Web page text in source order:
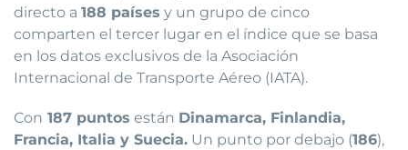
directo a 188 países y un grupo de cinco
comparten el tercer lugar en el índice que se basa
en los datos exclusivos de la Asociación
Internacional de Transporte Aéreo (IATA).
Con 187 puntos están Dinamarca, Finlandia,
Francia, Italia y Suecia. Un punto por debajo (186),